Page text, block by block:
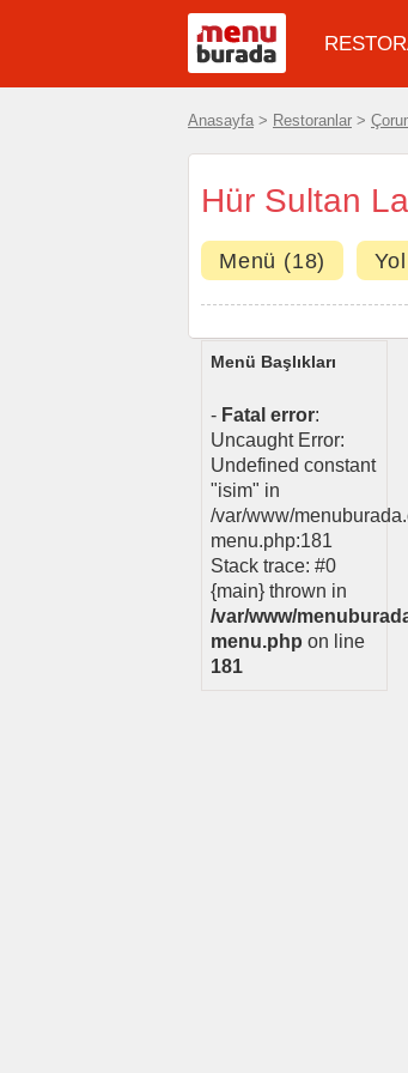
Anasayfa > Restoranlar >
Hür Sultan
Menü (18)
Menü Başlıkları
- Fatal error:
Uncaught Error:
Undefined constant
"isim" in
/var/www/
menu.php:181
Stack trace: #0
{main} thrown in
/var/www/
menu.php on line
181